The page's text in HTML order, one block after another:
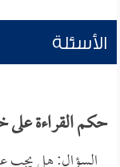
الأسئلة
حكم القراءة